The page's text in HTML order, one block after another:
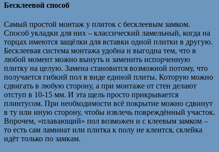
Бесклеевой способ
Самый простой монтаж у плиток с бесклеевым замком.
Способ укладки для них – классический ламельный, когда на
торцах имеются защёлки для вставки одной плитки в другую.
Бесклеевая система монтажа удобна и выгодна тем, что в
любой момент можно вынуть и заменить испорченную
плитку на целую. Замена становится возможной потому, что
получается гибкий пол в виде единой плиты. Которую можно
сдвигать в любую сторону, а при монтаже от стен делают
отступ в 10-15 мм. И эта щель просто прикрывается
плинтусом. При необходимости всё покрытие можно сдвинут
в ту или иную сторону, чтобы извлечь повреждённый участок.
Впрочем, «плавающий» пол возможен и с клеевым замком –
то есть сам ламинат или плитка к полу не клеится, склейка
идёт только по замкам.